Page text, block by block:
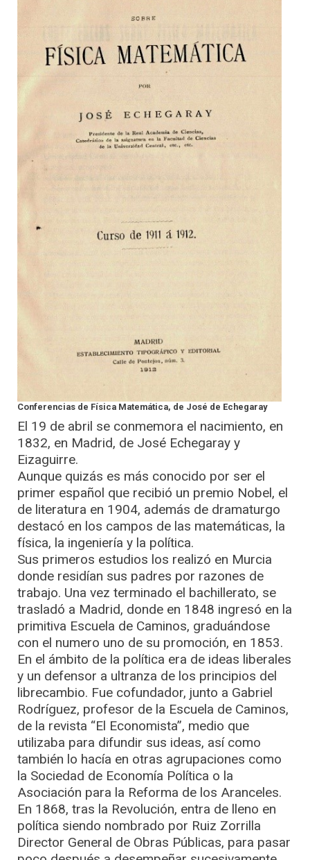
Conferencias de Física Matemática, de José de Echegaray
El 19 de abril se conmemora el nacimiento, en
1832, en Madrid, de José Echegaray y
Eizaguirre.
Aunque quizás es más conocido por ser el
primer español que recibió un premio Nobel, el
de literatura en 1904, además de dramaturgo
destacó en los campos de las matemáticas, la
física, la ingeniería y la política.
Sus primeros estudios los realizó en Murcia
donde residían sus padres por razones de
trabajo. Una vez terminado el bachillerato, se
trasladó a Madrid, donde en 1848 ingresó en la
primitiva Escuela de Caminos, graduándose
con el numero uno de su promoción, en 1853.
En el ámbito de la política era de ideas liberales
y un defensor a ultranza de los principios del
librecambio. Fue cofundador, junto a Gabriel
Rodríguez, profesor de la Escuela de Caminos,
de la revista “El Economista”, medio que
utilizaba para difundir sus ideas, así como
también lo hacía en otras agrupaciones como
la Sociedad de Economía Política o la
Asociación para la Reforma de los Aranceles.
En 1868, tras la Revolución, entra de lleno en
política siendo nombrado por Ruiz Zorrilla
Director General de Obras Públicas, para pasar